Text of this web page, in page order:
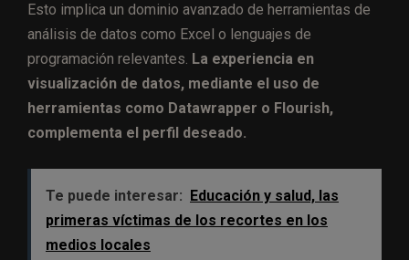
Esto implica un dominio avanzado de herramientas de
análisis de datos como Excel o lenguajes de
programación relevantes. La experiencia en
visualización de datos, mediante el uso de
herramientas como Datawrapper o Flourish,
complementa el perfil deseado.
Te puede interesar:
Educación y salud, las
primeras víctimas de los recortes en los
medios locales